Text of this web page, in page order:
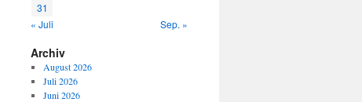
31
« Juli
Sep. »
Archiv
August 2026
Juli 2026
Juni 2026